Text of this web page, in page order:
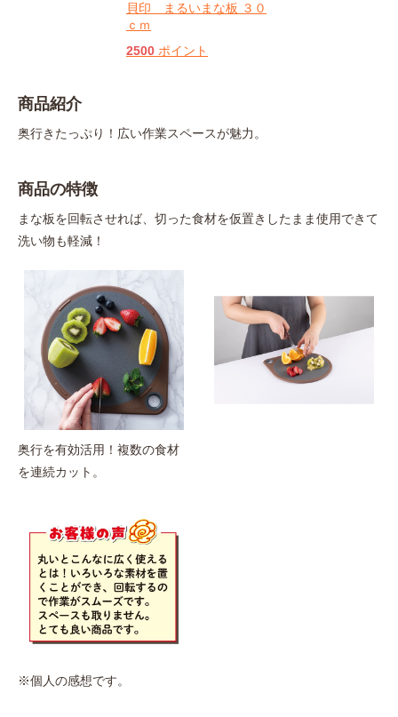
貝印 まるいまな板 ３０
ｃｍ
2500 ポイント
商品紹介
奥行きたっぷり！広い作業スペースが魅力。
商品の特徴
まな板を回転させれば、切った食材を仮置きしたまま使用できて
洗い物も軽減！
奥行を有効活用！複数の食材
を連続カット。
※個人の感想です。